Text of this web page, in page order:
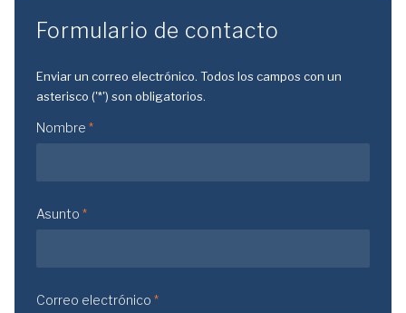
Formulario de contacto
Enviar un correo electrónico. Todos los campos con un
asterisco ('*') son obligatorios.
Nombre *
Asunto *
Correo electrónico *